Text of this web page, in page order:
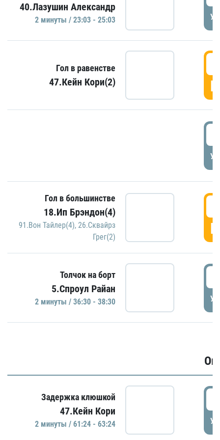
40.Лазушин Александр
2 минуты / 23:03 - 25:03
Гол в равенстве
47.Кейн Кори(2)
Гол в большинстве
18.Ип Брэндон(4)
91.Вон Тайлер(4), 26.Сквайрз
Грег(2)
Толчок на борт
5.Спроул Райан
2 минуты / 36:30 - 38:30
Задержка клюшкой
47.Кейн Кори
2 минуты / 61:24 - 63:24